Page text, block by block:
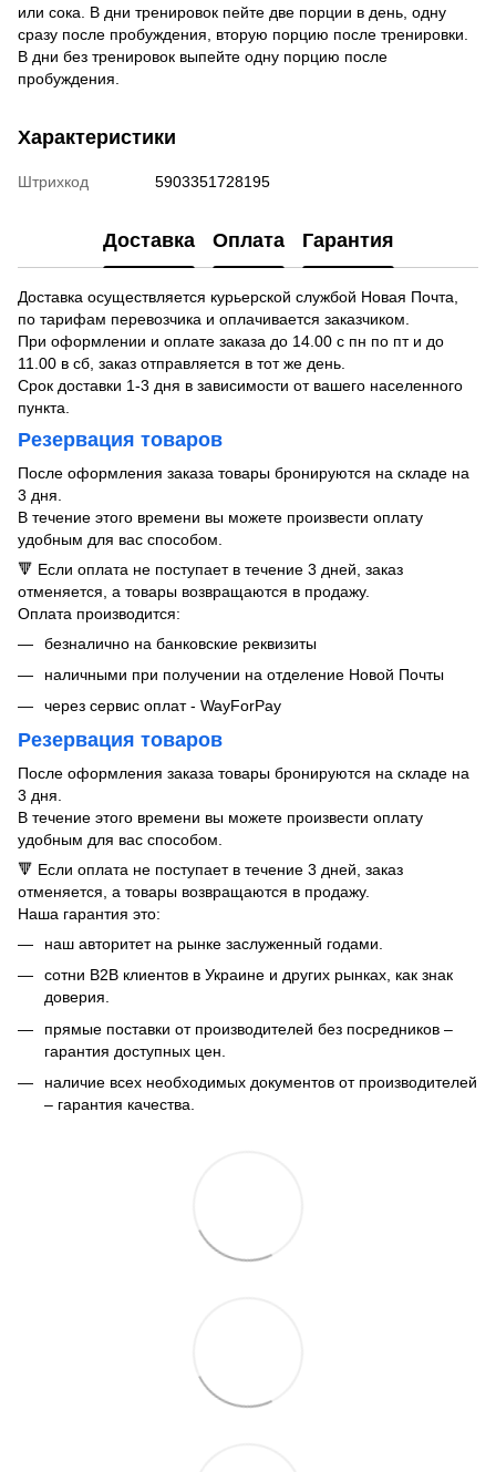
или сока. В дни тренировок пейте две порции в день, одну
сразу после пробуждения, вторую порцию после тренировки.
В дни без тренировок выпейте одну порцию после
пробуждения.
Характеристики
Штрихкод 5903351728195
Доставка Оплата Гарантия
Доставка осуществляется курьерской службой Новая Почта,
по тарифам перевозчика и оплачивается заказчиком.
При оформлении и оплате заказа до 14.00 с пн по пт и до
11.00 в сб, заказ отправляется в тот же день.
Срок доставки 1-3 дня в зависимости от вашего населенного
пункта.
Резервация товаров
После оформления заказа товары бронируются на складе на
3 дня.
В течение этого времени вы можете произвести оплату
удобным для вас способом.
🔻 Если оплата не поступает в течение 3 дней, заказ
отменяется, а товары возвращаются в продажу.
Оплата производится:
безналично на банковские реквизиты
наличными при получении на отделение Новой Почты
через сервис оплат - WayForPay
Резервация товаров
После оформления заказа товары бронируются на складе на
3 дня.
В течение этого времени вы можете произвести оплату
удобным для вас способом.
🔻 Если оплата не поступает в течение 3 дней, заказ
отменяется, а товары возвращаются в продажу.
Наша гарантия это:
​​наш авторитет на рынке заслуженный годами.
сотни B2B клиентов в Украине и других рынках, как знак
доверия.
прямые поставки от производителей без посредников –
гарантия доступных цен.
наличие всех необходимых документов от производителей
– гарантия качества.